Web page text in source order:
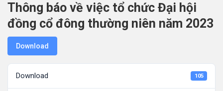
Thông báo về việc tổ chức Đại hội
đồng cổ đông thường niên năm 2023
Download
Download 105